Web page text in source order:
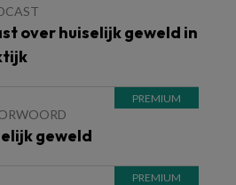
over huiselijk geweld in
geweld